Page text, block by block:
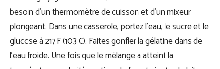
besoin d’un thermomètre de cuisson et d’un mixeur
plongeant. Dans une casserole, portez l’eau, le sucre et le
glucose à 217 F (103 C). Faites gonfler la gélatine dans de
l’eau froide. Une fois que le mélange a atteint la